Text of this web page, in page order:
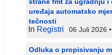
uređaja automatsko
tečnosti
In Registri 06 Juli 2026
Odluka o propisivanju